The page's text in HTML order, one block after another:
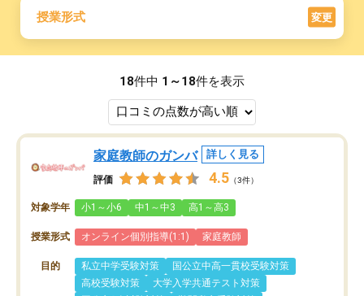
授業形式 変更
18件中 1～18件を表示
家庭教師のガンバ 詳しく見る
評価 4.5 （3件）
対象学年 小1～小6 中1～中3 高1～高3
授業形式 オンライン個別指導(1:1) 家庭教師
目的 私立中学受験対策
国公立中高一貫校受験対策
高校受験対策
大学入学共通テスト対策